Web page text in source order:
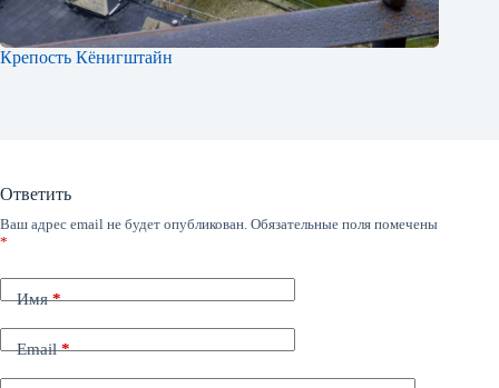
Крепость Кёнигштайн
Ответить
Ваш адрес email не будет опубликован. Обязательные поля помечены
*
Имя*
Email*